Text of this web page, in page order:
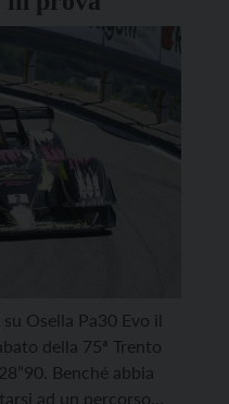
Osella Pa30 Evo il
della 75ª Trento
Benché abbia
ad un percorso